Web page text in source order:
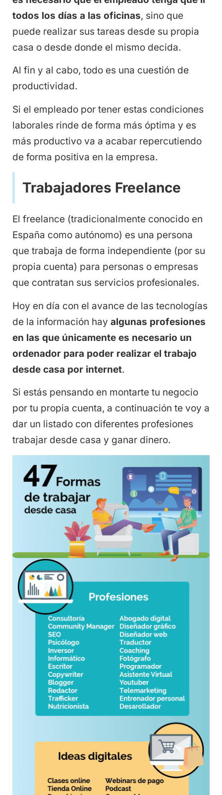
todos los días a las oficinas, sino que
puede realizar sus tareas desde su propia
casa o desde donde el mismo decida.
Al fin y al cabo, todo es una cuestión de
productividad.
Si el empleado por tener estas condiciones
laborales rinde de forma más óptima y es
más productivo va a acabar repercutiendo
de forma positiva en la empresa.
Trabajadores Freelance
El freelance (tradicionalmente conocido en
España como autónomo) es una persona
que trabaja de forma independiente (por su
propia cuenta) para personas o empresas
que contratan sus servicios profesionales.
Hoy en día con el avance de las tecnologías
de la información hay algunas profesiones
en las que únicamente es necesario un
ordenador para poder realizar el trabajo
desde casa por internet.
Si estás pensando en montarte tu negocio
por tu propia cuenta, a continuación te voy a
dar un listado con diferentes profesiones
trabajar desde casa y ganar dinero.